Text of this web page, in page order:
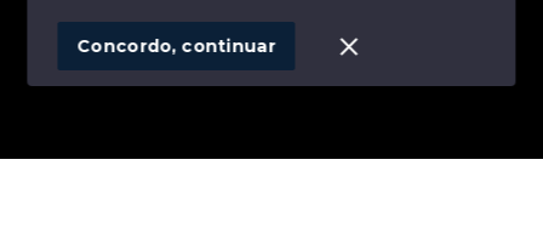
SITE PARA IMOBILIARIA
Concordo, continuar